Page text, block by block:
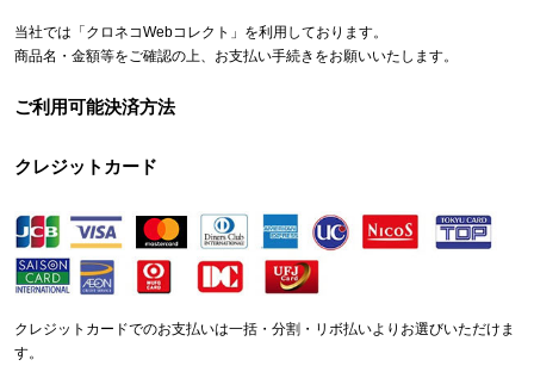
当社では「クロネコWebコレクト」を利用しております。
商品名・金額等をご確認の上、お支払い手続きをお願いいたします。
ご利用可能決済方法
クレジットカード
クレジットカードでのお支払いは一括・分割・リボ払いよりお選びいただけま
す。